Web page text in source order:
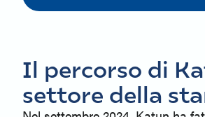
Il percorso di
settore della